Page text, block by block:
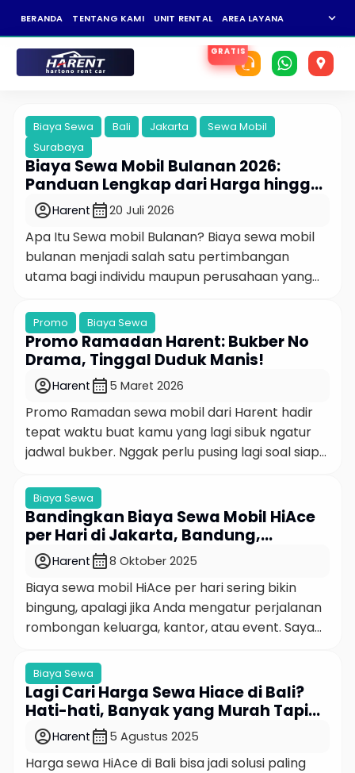
BERANDA TENTANG KAMI UNIT RENTAL AREA LAYANAN expand_more
Biaya Sewa Bali Jakarta
Sewa Mobil
Surabaya
Biaya Sewa Mobil Bulanan 2026:
Panduan Lengkap dari Harga hingga
Fasilitas
account_circleHarent calendar_month20 Juli 2026
Apa Itu Sewa mobil Bulanan? Biaya sewa mobil
bulanan menjadi salah satu pertimbangan
utama bagi individu maupun perusahaan yang
lebih dari sekadar harian. Di tengah naiknya
harga BBM Pertamax yang kini menyentuh Rp
16.250 per liter dan biaya perawatan kendaraan
yang terus meningkat, sewa mobil bulanan hadir
sebagai alternatif yang […]
Promo Biaya Sewa
Promo Ramadan Harent: Bukber No
Drama, Tinggal Duduk Manis!
account_circleHarent calendar_month 5 Maret 2026
Promo Ramadan sewa mobil dari Harent hadir
tepat waktu buat kamu yang lagi sibuk ngatur
jadwal bukber. Nggak perlu pusing lagi soal siapa
atau rombongan yang tiba-tiba bubar gara-
gara urusan kendaraan. Semua itu sudah bisa
diselesaikan dengan satu keputusan simpel yaitu
booking mobil dari Harent. Harent, atau Hartono
[…]
Biaya Sewa
Bandingkan Biaya Sewa Mobil HiAce
per Hari di Jakarta, Bandung,
Surabaya, dan Bali (Biar Anggaran
Aman)
account_circleHarent calendar_month8 Oktober 2025
Biaya sewa mobil HiAce per hari sering bikin
bingung, apalagi jika Anda mengatur perjalanan
rombongan keluarga, kantor, atau event. Saya
AC dingin, dan supir yang tahu rute tapi tetap
harus masuk akal di anggaran. Di panduan ini,
saya rangkum pengalaman lapangan dan
benchmark pasar 2025 agar Anda bisa […]
Biaya Sewa
Lagi Cari Harga Sewa Hiace di Bali?
Hati-hati, Banyak yang Murah Tapi
Bikin Masalah!
account_circleHarent calendar_month 5 Agustus 2025
Harga sewa HiAce di Bali bisa jadi solusi paling